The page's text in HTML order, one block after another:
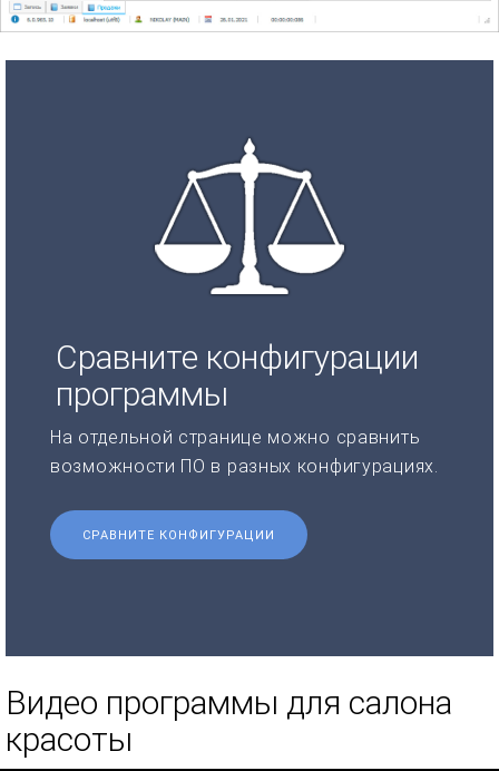
Сравните конфигурации
программы
На отдельной странице можно сравнить
возможности ПО в разных конфигурациях.
СРАВНИТЕ КОНФИГУРАЦИИ
Видео программы для салона
красоты